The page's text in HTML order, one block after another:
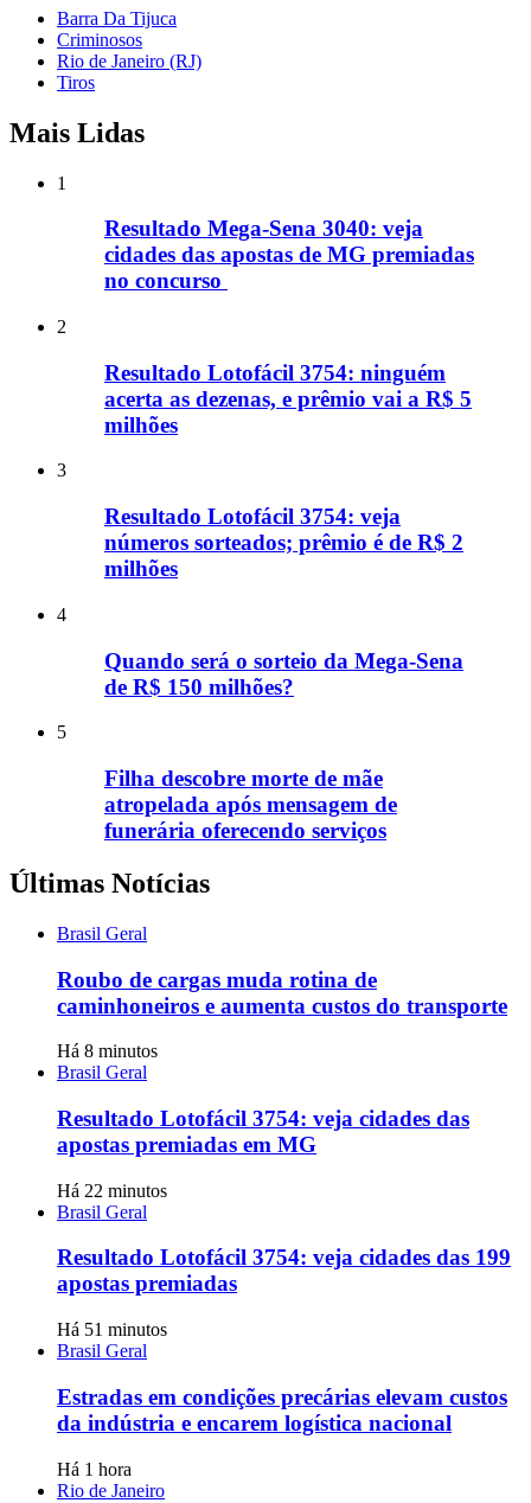
Barra Da Tijuca
Criminosos
Rio de Janeiro (RJ)
Tiros
Mais Lidas
1
Resultado Mega-Sena 3040: veja
cidades das apostas de MG premiadas
no concurso
2
Resultado Lotofácil 3754: ninguém
acerta as dezenas, e prêmio vai a R$ 5
milhões
3
Resultado Lotofácil 3754: veja
números sorteados; prêmio é de R$ 2
milhões
4
Quando será o sorteio da Mega-Sena
de R$ 150 milhões?
5
Filha descobre morte de mãe
atropelada após mensagem de
funerária oferecendo serviços
Últimas Notícias
Brasil Geral
Roubo de cargas muda rotina de
caminhoneiros e aumenta custos do transporte
Há 8 minutos
Brasil Geral
Resultado Lotofácil 3754: veja cidades das
apostas premiadas em MG
Há 22 minutos
Brasil Geral
Resultado Lotofácil 3754: veja cidades das 199
apostas premiadas
Há 51 minutos
Brasil Geral
Estradas em condições precárias elevam custos
da indústria e encarem logística nacional
Há 1 hora
Rio de Janeiro